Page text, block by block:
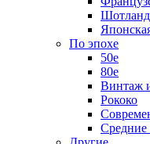
По эпохе
50е
80е
Винтаж
Рококо
Средние